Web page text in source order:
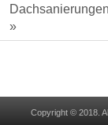
»
Copyright © 2018.